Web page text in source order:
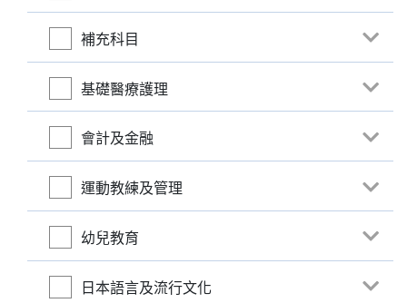
補充科目
基礎醫療護理
會計及金融
運動教練及管理
幼兒教育
日本語言及流行文化